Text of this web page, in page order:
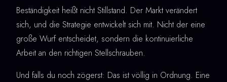
Beständigkeit heißt nicht Stillstand. Der Markt verändert
sich, und die Strategie entwickelt sich mit. Nicht der eine
große Wurf entscheidet, sondern die kontinuierliche
Arbeit an den richtigen Stellschrauben.
Und falls du noch zögerst: Das ist völlig in Ordnung. Eine